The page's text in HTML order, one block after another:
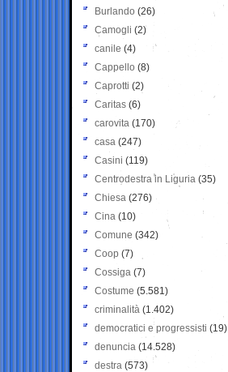
Burlando (26)
Camogli (2)
canile (4)
Cappello (8)
Caprotti (2)
Caritas (6)
carovita (170)
casa (247)
Casini (119)
Centrodestra in Liguria (35)
Chiesa (276)
Cina (10)
Comune (342)
Coop (7)
Cossiga (7)
Costume (5.581)
criminalità (1.402)
democratici e progressisti (19)
denuncia (14.528)
destra (573)